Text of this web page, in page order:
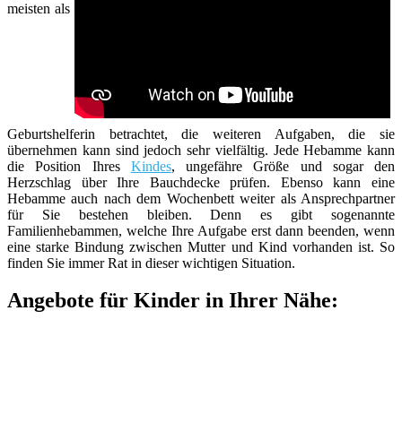
meisten als
Geburtshelferin betrachtet, die weiteren Aufgaben, die sie
übernehmen kann sind jedoch sehr vielfältig. Jede Hebamme kann
die Position Ihres Kindes, ungefähre Größe und sogar den
Herzschlag über Ihre Bauchdecke prüfen. Ebenso kann eine
Hebamme auch nach dem Wochenbett weiter als Ansprechpartner
für Sie bestehen bleiben. Denn es gibt sogenannte
Familienhebammen, welche Ihre Aufgabe erst dann beenden, wenn
eine starke Bindung zwischen Mutter und Kind vorhanden ist. So
finden Sie immer Rat in dieser wichtigen Situation.
Angebote für Kinder in Ihrer Nähe: